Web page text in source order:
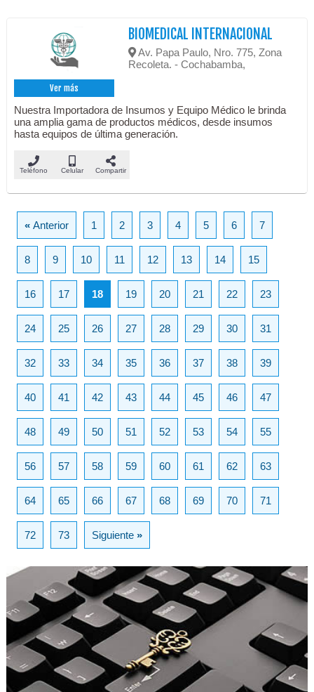
Ver más
BIOMEDICAL INTERNACIONAL
Av. Papa Paulo, Nro. 775, Zona
Recoleta. - Cochabamba,
Nuestra Importadora de Insumos y Equipo Médico le brinda
una amplia gama de productos médicos, desde insumos
hasta equipos de última generación.
Teléfono Celular Compartir
«Anterior 1 2 3 4 5 6 7
8 9 10 11 12 13 14 15
16 17 18 19 20 21 22 23
24 25 26 27 28 29 30 31
32 33 34 35 36 37 38 39
40 41 42 43 44 45 46 47
48 49 50 51 52 53 54 55
56 57 58 59 60 61 62 63
64 65 66 67 68 69 70 71
72 73 Siguiente»